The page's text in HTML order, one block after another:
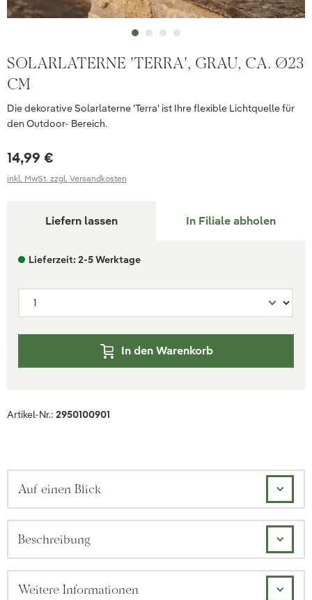
SOLARLATERNE 'TERRA', GRAU, CA. Ø23
CM
Die dekorative Solarlaterne 'Terra' ist Ihre flexible Lichtquelle für
den Outdoor- Bereich.
14,99 €
inkl. MwSt. zzgl. Versandkosten
Liefern lassen In Filiale abholen
Lieferzeit: 2-5 Werktage
In den Warenkorb
Artikel-Nr.: 2950100901
Auf einen Blick
Beschreibung
Weitere Informationen